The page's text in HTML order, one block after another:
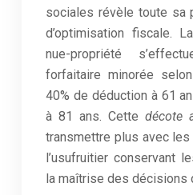
sociales révèle toute sa
d’optimisation fiscale.
nue-propriété
forfaitaire minorée
40% de déduction à 61
à 81 ans. Cette décote
transmettre plus avec
l’usufruitier conservant
la maîtrise des décisions